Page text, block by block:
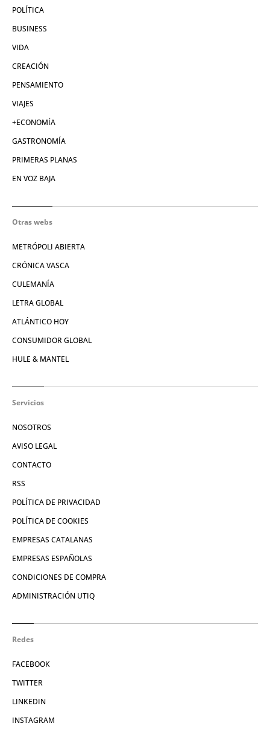
POLÍTICA
BUSINESS
VIDA
CREACIÓN
PENSAMIENTO
VIAJES
+ECONOMÍA
GASTRONOMÍA
PRIMERAS PLANAS
EN VOZ BAJA
Otras webs
METRÓPOLI ABIERTA
CRÓNICA VASCA
CULEMANÍA
LETRA GLOBAL
ATLÁNTICO HOY
CONSUMIDOR GLOBAL
HULE & MANTEL
Servicios
NOSOTROS
AVISO LEGAL
CONTACTO
RSS
POLÍTICA DE PRIVACIDAD
POLÍTICA DE COOKIES
EMPRESAS CATALANAS
EMPRESAS ESPAÑOLAS
CONDICIONES DE COMPRA
ADMINISTRACIÓN UTIQ
Redes
FACEBOOK
TWITTER
LINKEDIN
INSTAGRAM